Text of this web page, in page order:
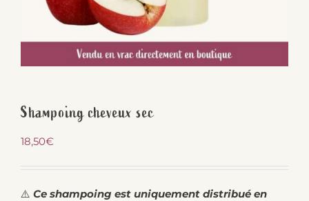
Shampoing cheveux sec
18,50€
⚠️ Ce shampoing est uniquement distribué en